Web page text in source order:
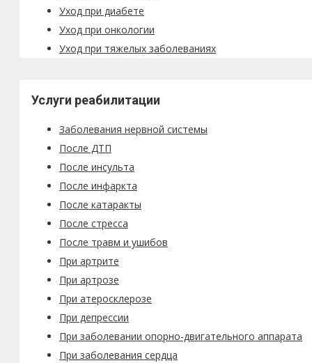
Уход при диабете
Уход при онкологии
Уход при тяжелых заболеваниях
Услуги реабилитации
Заболевания нервной системы
После ДТП
После инсульта
После инфаркта
После катаракты
После стресса
После травм и ушибов
При артрите
При артрозе
При атеросклерозе
При депрессии
При заболевании опорно-двигательного аппарата
При заболевания сердца